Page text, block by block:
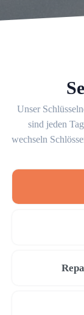
Unser
sind jeden
wechseln